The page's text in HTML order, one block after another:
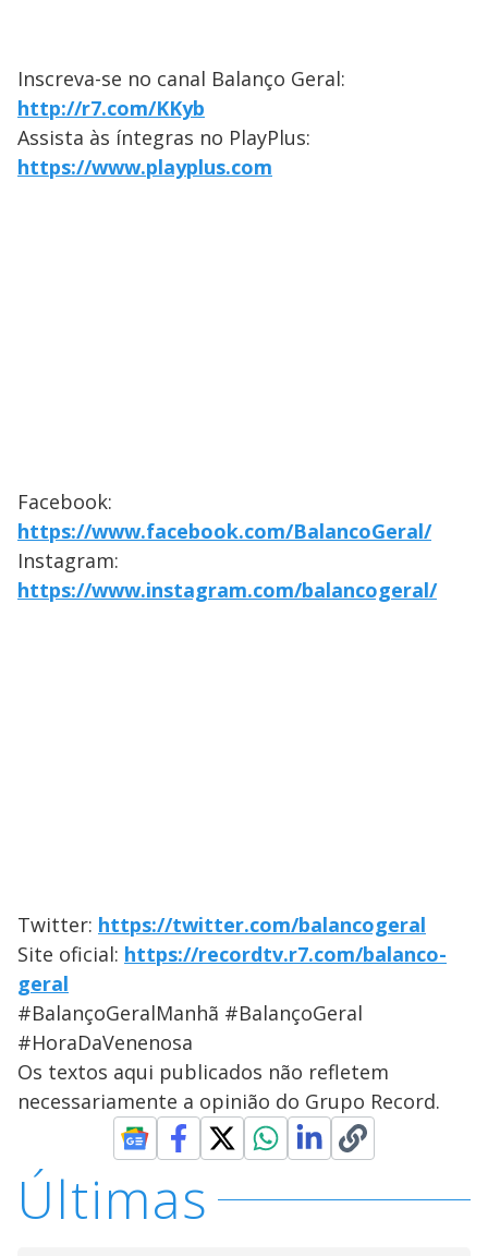
Inscreva-se no canal Balanço Geral:
http://r7.com/KKyb
Assista às íntegras no PlayPlus:
https://www.playplus.com
Facebook:
https://www.facebook.com/BalancoGeral/
Instagram:
https://www.instagram.com/balancogeral/
Twitter: https://twitter.com/balancogeral
Site oficial: https://recordtv.r7.com/balanco-
geral
#BalançoGeralManhã #BalançoGeral
#HoraDaVenenosa
Os textos aqui publicados não refletem
necessariamente a opinião do Grupo Record.
Últimas